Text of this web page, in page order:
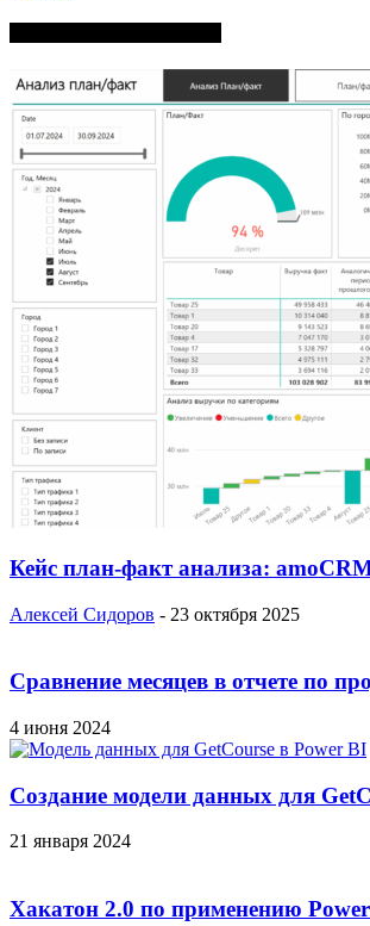
Кейс план-факт анализа:
Алексей Сидоров - 23 октября 2025
Сравнение месяцев в отчете по
4 июня 2024
Создание модели данных для
21 января 2024
Хакатон 2.0 по применению